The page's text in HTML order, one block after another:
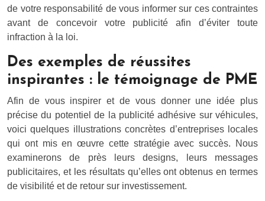
de votre responsabilité de vous informer sur ces contraintes
avant de concevoir votre publicité afin d’éviter toute
infraction à la loi.
Des exemples de réussites
inspirantes : le témoignage de PME
Afin de vous inspirer et de vous donner une idée plus
précise du potentiel de la publicité adhésive sur véhicules,
voici quelques illustrations concrètes d’entreprises locales
qui ont mis en œuvre cette stratégie avec succès. Nous
examinerons de près leurs designs, leurs messages
publicitaires, et les résultats qu’elles ont obtenus en termes
de visibilité et de retour sur investissement.